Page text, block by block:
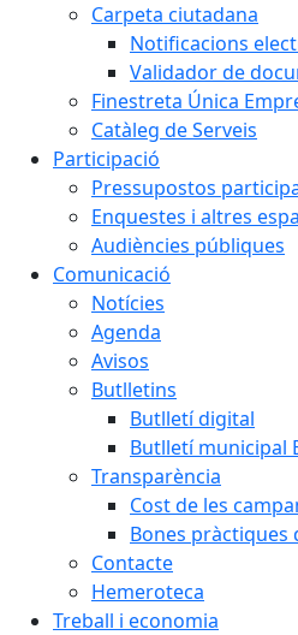
Carpeta ciutadana
Notificacions
Validador de
Finestreta Única
Catàleg de Serveis
Participació
Pressupostos
Enquestes i altres
Audiències públiques
Comunicació
Notícies
Agenda
Avisos
Butlletins
Butlletí digital
Butlletí municipal
Transparència
Cost de les
Bones pràctiques
Contacte
Hemeroteca
Treball i economia